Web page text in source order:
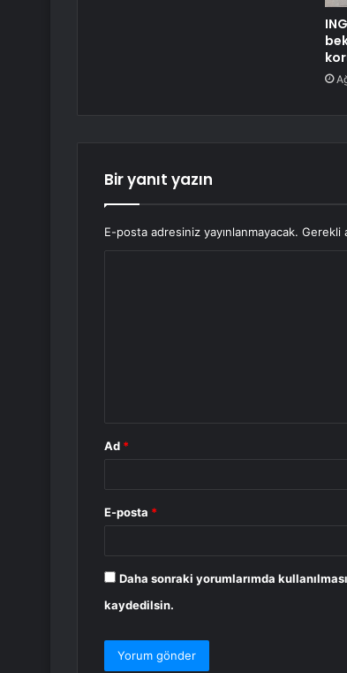
Bir yanıt yazın
E-posta adresiniz yayınlanmayacak. Gerekli
Ad *
E-posta *
Daha sonraki yorumlarımda
kaydedilsin.